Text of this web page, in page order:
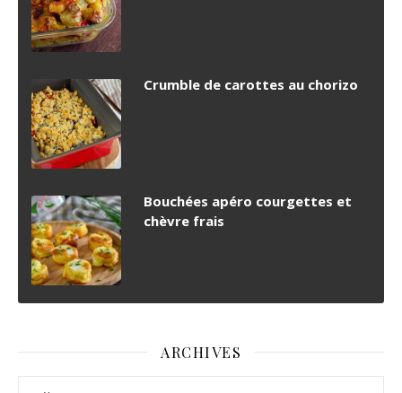
Crumble de carottes au chorizo
Bouchées apéro courgettes et
chèvre frais
ARCHIVES